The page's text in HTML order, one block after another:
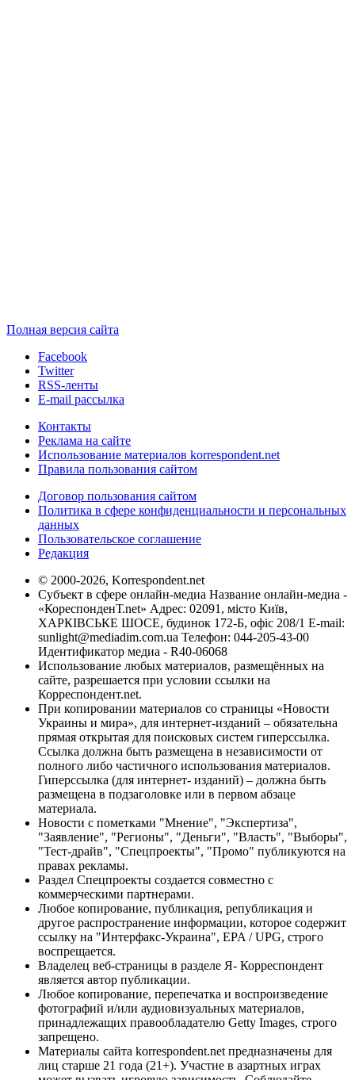
Полная версия сайта
Facebook
Twitter
RSS-ленты
E-mail рассылка
Контакты
Реклама на сайте
Использование материалов korrespondent.net
Правила пользования сайтом
Договор пользования сайтом
Политика в сфере конфиденциальности и персональных
данных
Пользовательское соглашение
Редакция
© 2000-2026, Korrespondent.net
Субъект в сфере онлайн-медиа Название онлайн-медиа -
«КореспонденТ.net» Адрес: 02091, місто Київ,
ХАРКІВСЬКЕ ШОСЕ, будинок 172-Б, офіс 208/1 E-mail:
sunlight@mediadim.com.ua Телефон: 044-205-43-00
Идентификатор медиа - R40-06068
Использование любых материалов, размещённых на
сайте, разрешается при условии ссылки на
Корреспондент.net.
При копировании материалов со страницы «Новости
Украины и мира», для интернет-изданий – обязательна
прямая открытая для поисковых систем гиперссылка.
Ссылка должна быть размещена в независимости от
полного либо частичного использования материалов.
Гиперссылка (для интернет- изданий) – должна быть
размещена в подзаголовке или в первом абзаце
материала.
Новости с пометками "Мнение", "Экспертиза",
"Заявление", "Регионы", "Деньги", "Власть", "Выборы",
"Тест-драйв", "Спецпроекты", "Промо" публикуются на
правах рекламы.
Раздел Спецпроекты создается совместно с
коммерческими партнерами.
Любое копирование, публикация, републикация и
другое распространение информации, которое содержит
ссылку на "Интерфакс-Украина", EPA / UPG, строго
воспрещается.
Владелец веб-страницы в разделе Я- Корреспондент
является автор публикации.
Любое копирование, перепечатка и воспроизведение
фотографий и/или аудиовизуальных материалов,
принадлежащих правообладателю Getty Images, строго
запрещено.
Материалы сайта korrespondent.net предназначены для
лиц старше 21 года (21+). Участие в азартных играх